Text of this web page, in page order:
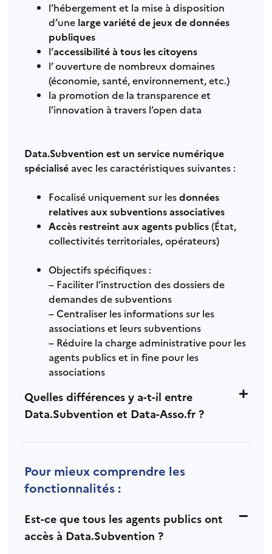
l’hébergement et la mise à disposition
d’une large variété de jeux de données
publiques
l’accessibilité à tous les citoyens
l’ ouverture de nombreux domaines
(économie, santé, environnement, etc.)
la promotion de la transparence et
l’innovation à travers l’open data
Data.Subvention est un service numérique
spécialisé avec les caractéristiques suivantes :
Focalisé uniquement sur lesdonnées
relatives aux subventions associatives
Accès restreint aux agents publics(État,
collectivités territoriales, opérateurs)
Objectifs spécifiques :
– Faciliter l’instruction des dossiers de
demandes de subventions
– Centraliser les informations sur les
associations et leurs subventions
– Réduire la charge administrative pour les
agents publics et in fine pour les
associations
Quelles différences y a-t-il entre
Data.Subvention et Data-Asso.fr ?
Pour mieux comprendre les
fonctionnalités :
Est-ce que tous les agents publics ont
accès à Data.Subvention ?